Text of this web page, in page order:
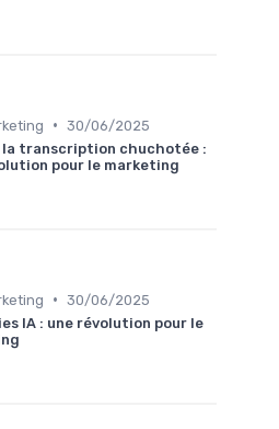
• 30/06/2025
la transcription chuchotée :
pour le marketing
• 30/06/2025
IA : une révolution pour le